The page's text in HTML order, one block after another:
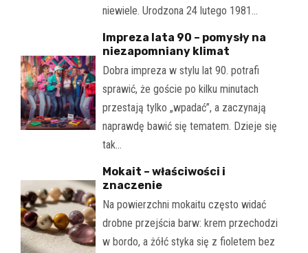
niewiele. Urodzona 24 lutego 1981…
Impreza lata 90 – pomysły na
niezapomniany klimat
Dobra impreza w stylu lat 90. potrafi
sprawić, że goście po kilku minutach
przestają tylko „wpadać”, a zaczynają
naprawdę bawić się tematem. Dzieje się
tak…
Mokait – właściwości i
znaczenie
Na powierzchni mokaitu często widać
drobne przejścia barw: krem przechodzi
w bordo, a żółć styka się z fioletem bez